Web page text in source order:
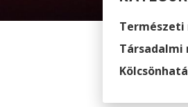
Természeti
Társadalmi